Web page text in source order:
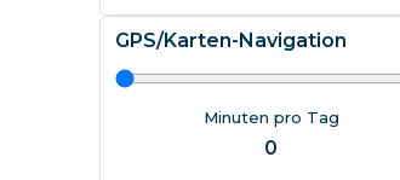
GPS/Karten-Navigation
Minuten pro Tag
0